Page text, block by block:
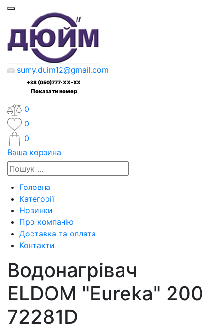
sumy.duim12@gmail.com
+38 (050)777-XX-XX
Показати номер
0
0
0
Ваша корзина:
Головна
Категорії
Новинки
Про компанію
Доставка та оплата
Контакти
Водонагрівач
ELDOM "Eureka" 200
72281D